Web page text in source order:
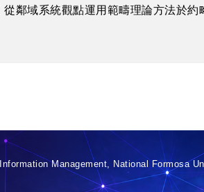
鄰域系統觀點運用範疇理論方法於約
Management, National Formosa